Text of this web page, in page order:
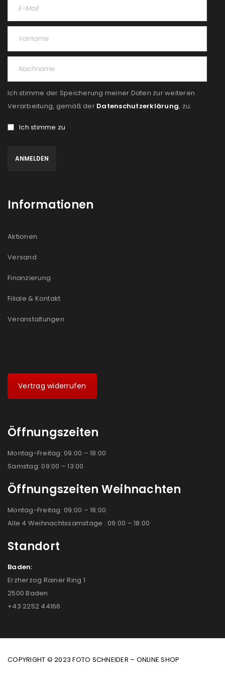
Ich stimme der Speicherung meiner Daten zur weiteren
Verarbeitung, gemäß der Datenschutzerklärung, zu:
Ich stimme zu
Informationen
Aktionen
Versand
Finanzierung
Filiale & Kontakt
Veranstaltungen
Vertrag widerrufen
Öffnungszeiten
Montag-Freitag: 09:00 – 18:00
Samstag: 09:00 – 13:00
Öffnungszeiten Weihnachten
Montag-Freitag: 09:00 – 18:00
Alle 4 Weihnachtssamstage : 09:00 – 18:00
Standort
Baden:
Erzherzog Rainer Ring 1
2500 Baden
+43 2252 44166
COPYRIGHT © 2023 FOTO SCHNEIDER – ONLINE SHOP